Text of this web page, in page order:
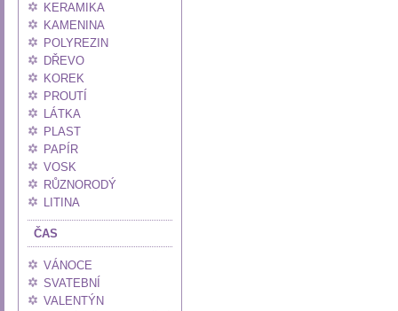
KERAMIKA
KAMENINA
POLYREZIN
DŘEVO
KOREK
PROUTÍ
LÁTKA
PLAST
PAPÍR
VOSK
RŮZNORODÝ
LITINA
ČAS
VÁNOCE
SVATEBNÍ
VALENTÝN